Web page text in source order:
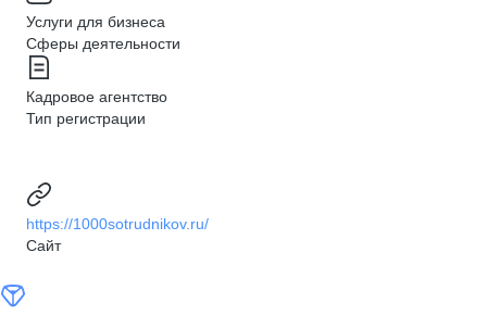
Услуги для бизнеса
Сферы деятельности
Кадровое агентство
Тип регистрации
https://1000sotrudnikov.ru/
Сайт